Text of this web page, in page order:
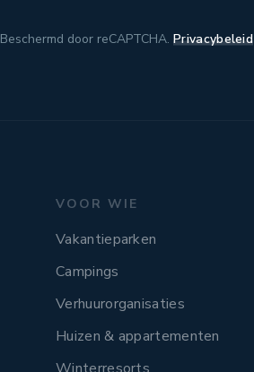
Beschermd door reCAPTCHA.Privacybeleid
VOOR WIE
Vakantieparken
Campings
Verhuurorganisaties
Huizen & appartementen